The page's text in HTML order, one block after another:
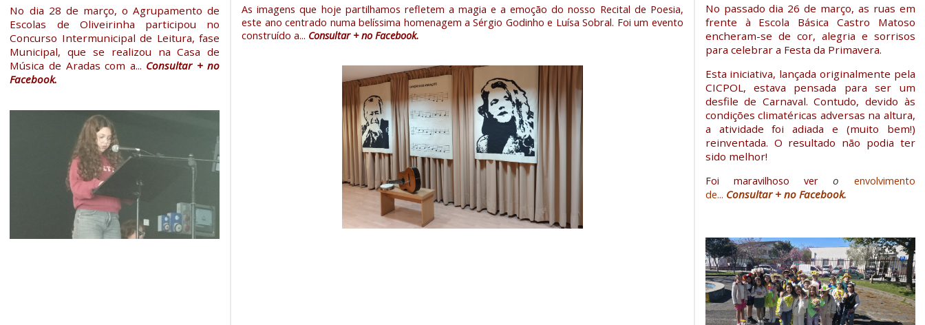
No dia 28 de março, o Agrupamento de
Escolas de Oliveirinha participou no
Concurso Intermunicipal de Leitura, fase
Municipal, que se realizou na Casa de
Música de Aradas com a... Consultar + no
Facebook.
As imagens que hoje partilhamos refletem a magia e a emoção do nosso Recital de Poesia,
este ano centrado numa belíssima homenagem a Sérgio Godinho e Luísa Sobral. Foi um evento
construído a... Consultar + no Facebook.
No passado dia 26 de março, as ruas em
frente à Escola Básica Castro Matoso
encheram-se de cor, alegria e sorrisos
para celebrar a Festa da Primavera.
Esta iniciativa, lançada originalmente pela
CICPOL, estava pensada para ser um
desfile de Carnaval. Contudo, devido às
condições climatéricas adversas na altura,
a atividade foi adiada e (muito bem!)
reinventada. O resultado não podia ter
sido melhor!
Foi maravilhoso vero envolvimento
de... Consultar + no Facebook.